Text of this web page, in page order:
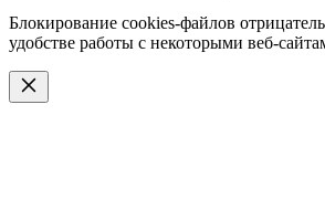
Блокирование cookies-файлов
удобстве работы с некоторыми веб-